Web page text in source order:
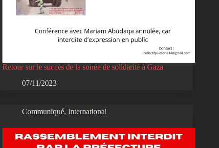
Retour sur le succès de la soirée de solidarité à Gaza
07/11/2023
Communiqué, International